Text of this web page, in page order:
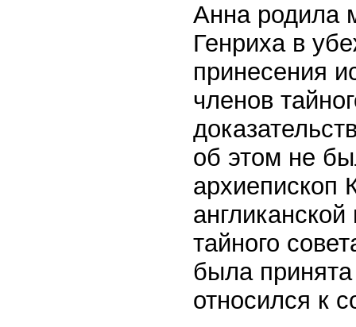
Анна родила
Генриха в
принесения
членов
об этом не
тайного
была
относился к